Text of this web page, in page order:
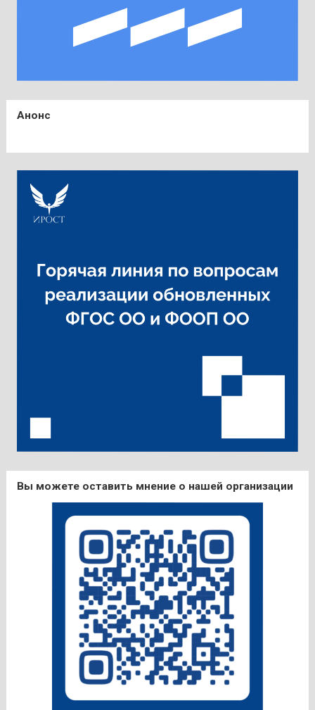
Анонс
Вы можете оставить мнение о нашей организации